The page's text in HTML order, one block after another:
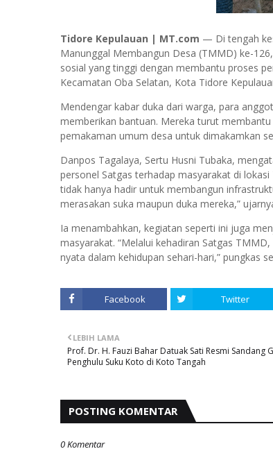
Tidore Kepulauan | MT.com — Di tengah
Manunggal Membangun Desa (TMMD) ke-
sosial yang tinggi dengan membantu proses
Kecamatan Oba Selatan, Kota Tidore
Mendengar kabar duka dari warga, para
memberikan bantuan. Mereka turut
pemakaman umum desa untuk dimakamkan
Danpos Tagalaya, Sertu Husni Tubaka,
personel Satgas terhadap masyarakat di
tidak hanya hadir untuk membangun
merasakan suka maupun duka mereka,”
Ia menambahkan, kegiatan seperti ini juga
masyarakat. “Melalui kehadiran Satgas
nyata dalam kehidupan sehari-hari,” pungkas
Facebook Twitter
LEBIH LAMA
Prof. Dr. H. Fauzi Bahar Datuak Sati Resmi Sandang
Penghulu Suku Koto di Koto Tangah
POSTING KOMENTAR
0 Komentar